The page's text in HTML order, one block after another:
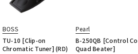
BOSS
TU-10 [Clip-on
Chromatic Tuner] (RD)
Pearl
B-250QB [Control
Quad Beater]